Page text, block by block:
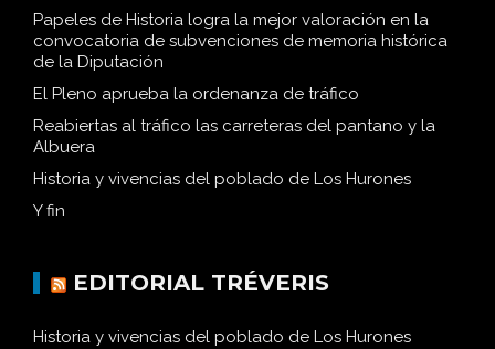
Papeles de Historia logra la mejor valoración en la
convocatoria de subvenciones de memoria histórica
de la Diputación
El Pleno aprueba la ordenanza de tráfico
Reabiertas al tráfico las carreteras del pantano y la
Albuera
Historia y vivencias del poblado de Los Hurones
Y fin
EDITORIAL TRÉVERIS
Historia y vivencias del poblado de Los Hurones